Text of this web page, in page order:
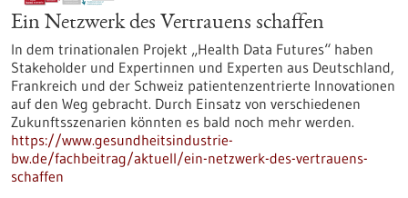
Ein Netzwerk des Vertrauens schaffen
In dem trinationalen Projekt „Health Data Futures“ haben
Stakeholder und Expertinnen und Experten aus Deutschland,
Frankreich und der Schweiz patientenzentrierte Innovationen
auf den Weg gebracht. Durch Einsatz von verschiedenen
Zukunftsszenarien könnten es bald noch mehr werden.
https://www.gesundheitsindustrie-
bw.de/fachbeitrag/aktuell/ein-netzwerk-des-vertrauens-
schaffen